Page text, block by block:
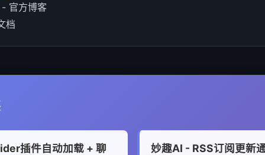
官方博客
档
插件自动加载 + 聊
妙趣AI - RSS订阅更新